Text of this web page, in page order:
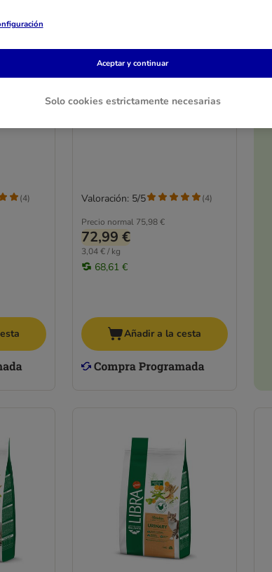
(4)
4 opciones
pollo
Precio normal 75,98 €
72,99 €
3,04 € / kg
68,61 €
Valoración: 5/5 (4)
Añadir a la cesta
Solo cookies estrictamente necesarias
Aceptar y continuar